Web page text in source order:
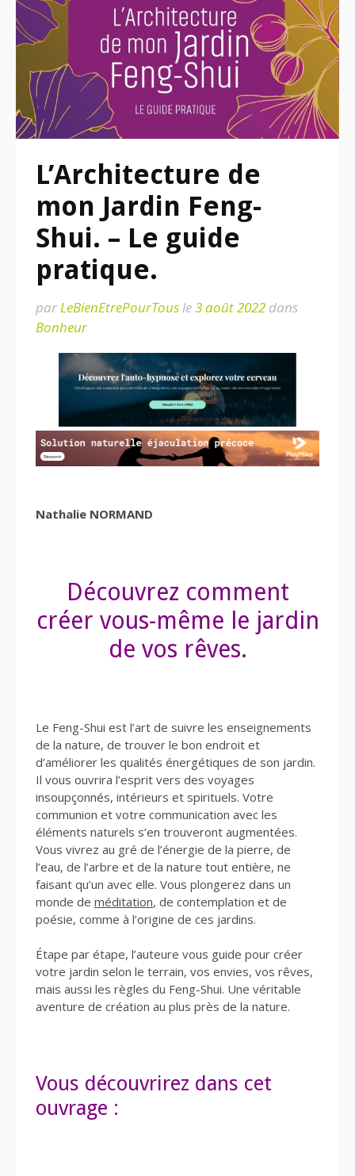
L’Architecture de
mon Jardin Feng-
Shui. – Le guide
pratique.
parLeBienEtrePourTousle3 août 2022 dans
Bonheur
Nathalie NORMAND
Découvrez comment
créer vous-même le jardin
de vos rêves.
Le Feng-Shui est l’art de suivre les enseignements
de la nature, de trouver le bon endroit et
d’améliorer les qualités énergétiques de son jardin.
Il vous ouvrira l’esprit vers des voyages
insoupçonnés, intérieurs et spirituels. Votre
communion et votre communication avec les
éléments naturels s’en trouveront augmentées.
Vous vivrez au gré de l’énergie de la pierre, de
l’eau, de l’arbre et de la nature tout entière, ne
faisant qu’un avec elle. Vous plongerez dans un
monde de méditation, de contemplation et de
poésie, comme à l’origine de ces jardins.
Étape par étape, l’auteure vous guide pour créer
votre jardin selon le terrain, vos envies, vos rêves,
mais aussi les règles du Feng-Shui. Une véritable
aventure de création au plus près de la nature.
Vous découvrirez dans cet
ouvrage :